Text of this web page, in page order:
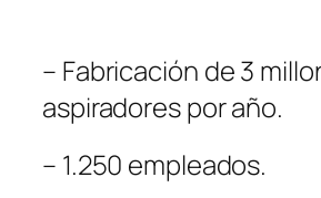
– Fabricación de 3
aspiradores por año.
– 1.250 empleados.